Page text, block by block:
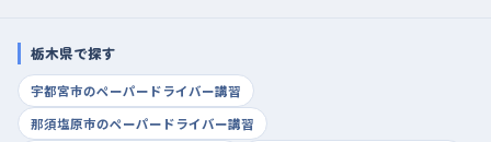
栃木県で探す
宇都宮市のペーパードライバー講習
那須塩原市のペーパードライバー講習